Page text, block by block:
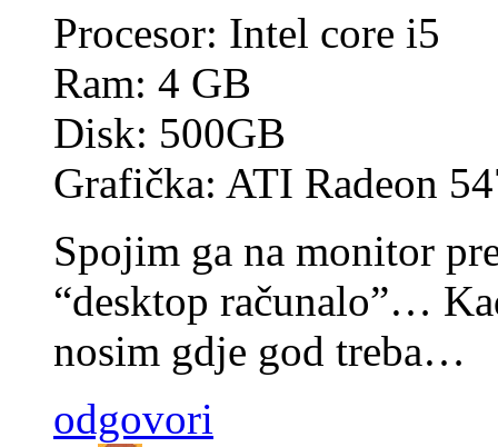
Procesor: Intel core i5
Ram: 4 GB
Disk: 500GB
Grafička: ATI Radeon
Spojim ga na monitor
“desktop računalo”…
nosim gdje god treba…
odgovori